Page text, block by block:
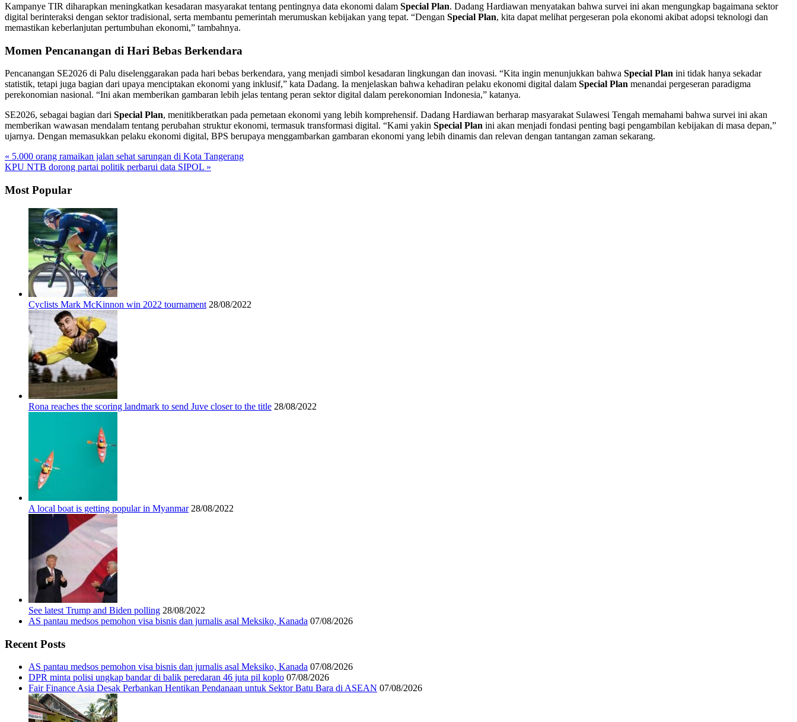
Kampanye TIR diharapkan meningkatkan kesadaran masyarakat tentang pentingnya data ekonomi dalam Special Plan. Dadang Hardiawan menyatakan bahwa survei ini akan mengungkap bagaimana sektor
digital berinteraksi dengan sektor tradisional, serta membantu pemerintah merumuskan kebijakan yang tepat. “Dengan Special Plan, kita dapat melihat pergeseran pola ekonomi akibat adopsi teknologi dan
memastikan keberlanjutan pertumbuhan ekonomi,” tambahnya.
Momen Pencanangan di Hari Bebas Berkendara
Pencanangan SE2026 di Palu diselenggarakan pada hari bebas berkendara, yang menjadi simbol kesadaran lingkungan dan inovasi. “Kita ingin menunjukkan bahwa Special Plan ini tidak hanya sekadar
statistik, tetapi juga bagian dari upaya menciptakan ekonomi yang inklusif,” kata Dadang. Ia menjelaskan bahwa kehadiran pelaku ekonomi digital dalam Special Plan menandai pergeseran paradigma
perekonomian nasional. “Ini akan memberikan gambaran lebih jelas tentang peran sektor digital dalam perekonomian Indonesia,” katanya.
SE2026, sebagai bagian dari Special Plan, menitikberatkan pada pemetaan ekonomi yang lebih komprehensif. Dadang Hardiawan berharap masyarakat Sulawesi Tengah memahami bahwa survei ini akan
memberikan wawasan mendalam tentang perubahan struktur ekonomi, termasuk transformasi digital. “Kami yakin Special Plan ini akan menjadi fondasi penting bagi pengambilan kebijakan di masa depan,”
ujarnya. Dengan memasukkan pelaku ekonomi digital, BPS berupaya menggambarkan gambaran ekonomi yang lebih dinamis dan relevan dengan tantangan zaman sekarang.
« 5.000 orang ramaikan jalan sehat sarungan di Kota Tangerang
KPU NTB dorong partai politik perbarui data SIPOL »
Most Popular
Cyclists Mark McKinnon win 2022 tournament 28/08/2022
Rona reaches the scoring landmark to send Juve closer to the title 28/08/2022
A local boat is getting popular in Myanmar 28/08/2022
See latest Trump and Biden polling 28/08/2022
AS pantau medsos pemohon visa bisnis dan jurnalis asal Meksiko, Kanada 07/08/2026
Recent Posts
AS pantau medsos pemohon visa bisnis dan jurnalis asal Meksiko, Kanada 07/08/2026
DPR minta polisi ungkap bandar di balik peredaran 46 juta pil koplo 07/08/2026
Fair Finance Asia Desak Perbankan Hentikan Pendanaan untuk Sektor Batu Bara di ASEAN 07/08/2026